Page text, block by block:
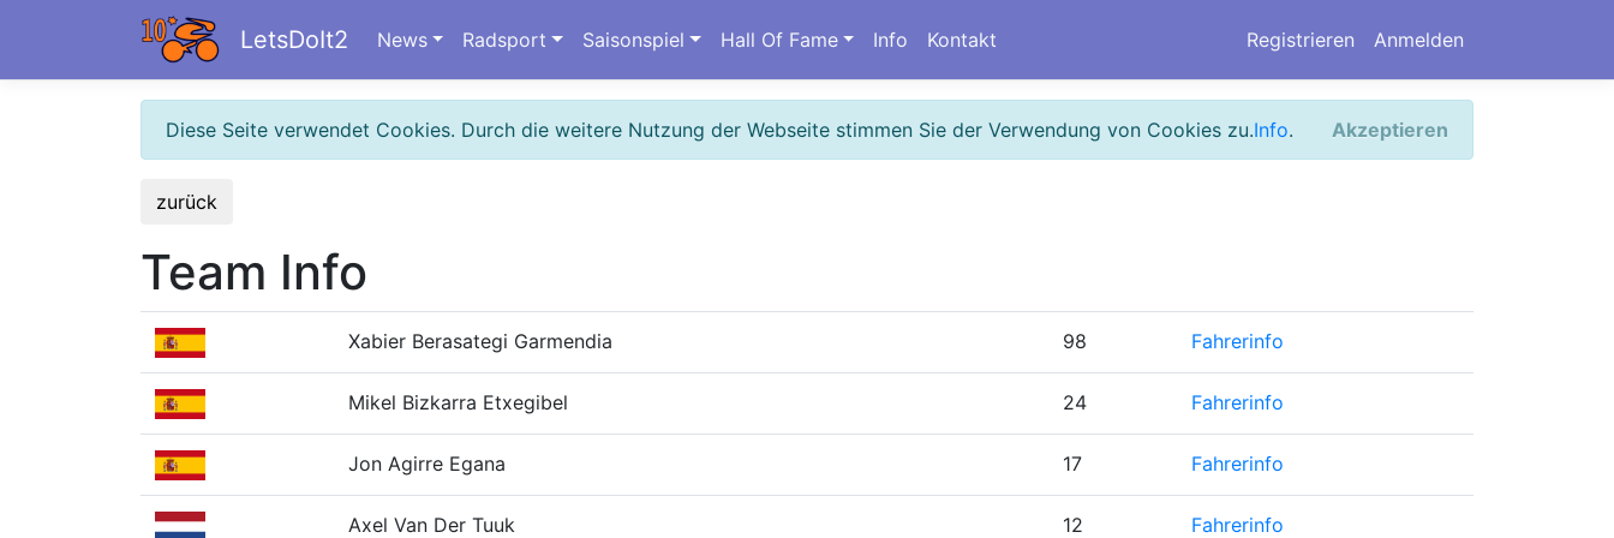
LetsDoIt2 Registrieren Anmelden
News Radsport Saisonspiel Hall Of Fame Info Kontakt
Diese Seite verwendet Cookies. Durch die weitere Nutzung der Webseite stimmen Sie der Verwendung von Cookies zu.Info. Akzeptieren
zurück
Team Info
Xabier Berasategi Garmendia 98 Fahrerinfo
Mikel Bizkarra Etxegibel 24 Fahrerinfo
Jon Agirre Egana 17 Fahrerinfo
Axel Van Der Tuuk 12 Fahrerinfo